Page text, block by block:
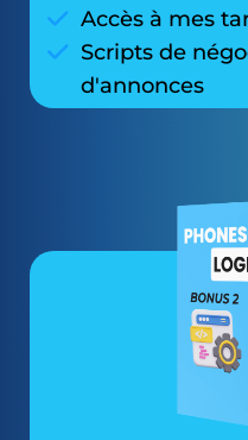
Accès à mes
Scripts de
d'annonces